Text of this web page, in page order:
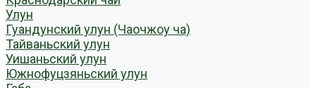
Улун
Гуандунский улун (Чаочжоу ча)
Тайваньский улун
Уишаньский улун
Южнофуцзяньский улун